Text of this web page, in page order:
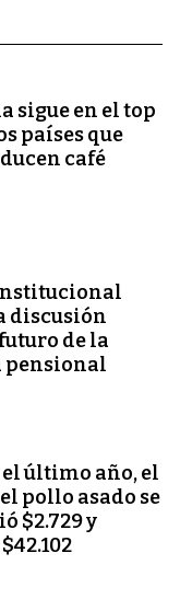
sigue en el top
países que
café
discusión
de la
pensional
último año, el
pollo asado se
$2.729 y